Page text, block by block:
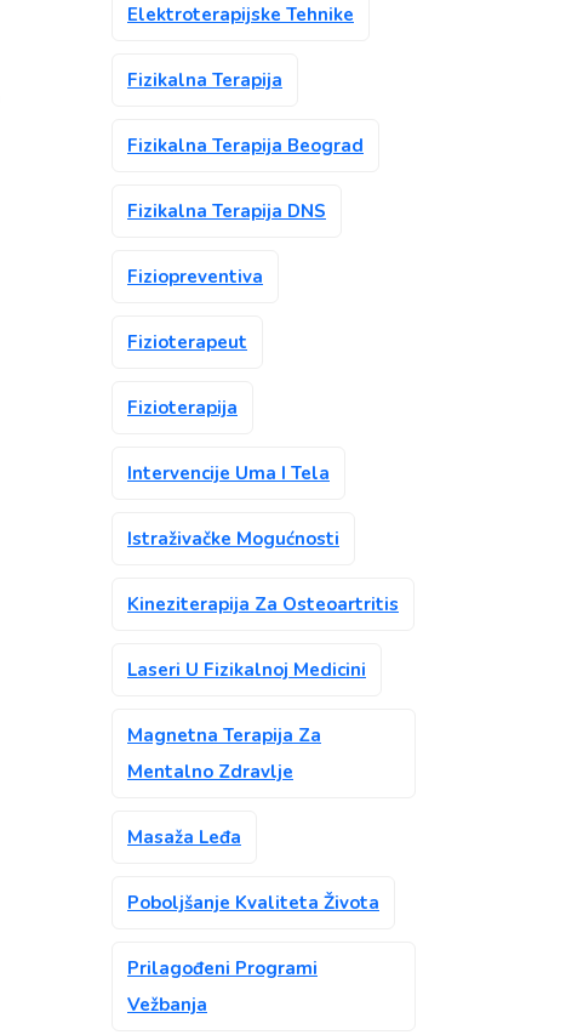
Elektroterapijske Tehnike
Fizikalna Terapija
Fizikalna Terapija Beograd
Fizikalna Terapija DNS
Fiziopreventiva
Fizioterapeut
Fizioterapija
Intervencije Uma I Tela
Istraživačke Mogućnosti
Kineziterapija Za Osteoartritis
Laseri U Fizikalnoj Medicini
Magnetna Terapija Za
Mentalno Zdravlje
Masaža Leđa
Poboljšanje Kvaliteta Života
Prilagođeni Programi
Vežbanja